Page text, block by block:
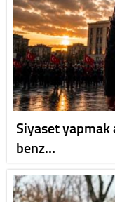
Siyaset yapmak
benz…